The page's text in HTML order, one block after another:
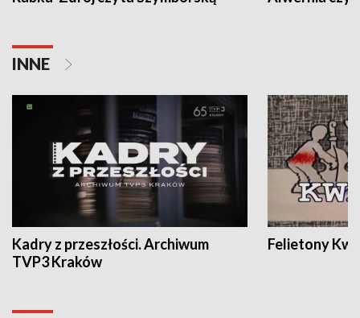
INNE
Kadry z przeszłości. Archiwum
TVP3 Kraków
Felietony